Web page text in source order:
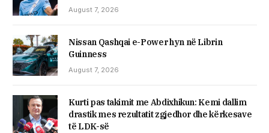
August 7, 2026
Nissan Qashqai e-Power hyn në Librin
Guinness
August 7, 2026
Kurti pas takimit me Abdixhikun: Kemi dallim
drastik mes rezultatit zgjedhor dhe kërkesave
të LDK-së